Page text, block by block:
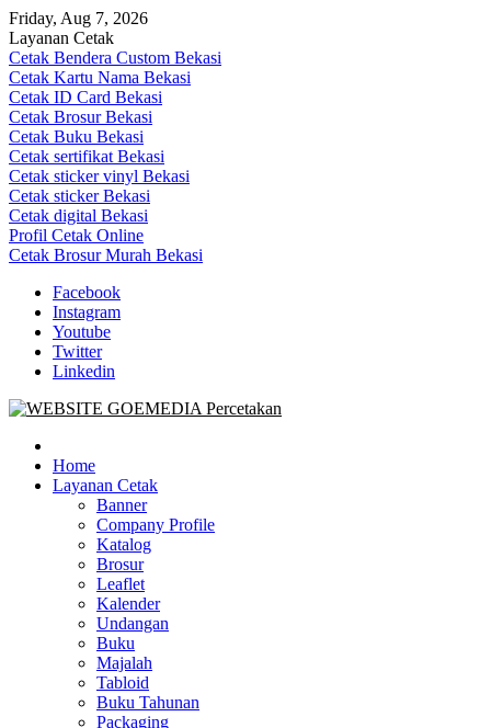
Skip
to
content
Friday, Aug 7, 2026
Layanan Cetak
Cetak Bendera Custom Bekasi
Cetak Kartu Nama Bekasi
Cetak ID Card Bekasi
Cetak Brosur Bekasi
Cetak Buku Bekasi
Cetak sertifikat Bekasi
Cetak sticker vinyl Bekasi
Cetak sticker Bekasi
Cetak digital Bekasi
Profil Cetak Online
Cetak Brosur Murah Bekasi
Facebook
Instagram
Youtube
Twitter
Linkedin
Goe Media Percetakan | 0822-4439-5599 (Call/WA)
0822-4439-5599 (Call/WA) Percetakan jasa cetak banner buku yasin
invoice kartu nama label map nota spanduk stiker undangan
pernikahan murah online 24 jam
Home
Layanan Cetak
Banner
Company Profile
Katalog
Brosur
Leaflet
Kalender
Undangan
Buku
Majalah
Tabloid
Buku Tahunan
Packaging